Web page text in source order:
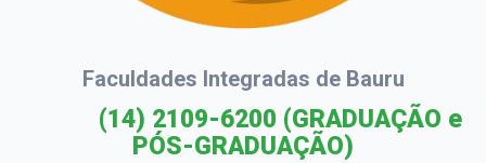
Faculdades Integradas de Bauru
(14) 2109-6200 (GRADUAÇÃO e
PÓS-GRADUAÇÃO)